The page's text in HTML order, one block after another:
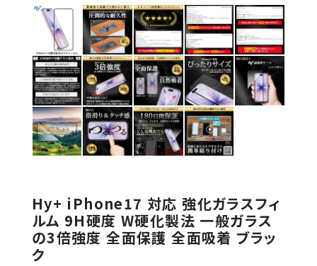
Hy+ iPhone17 対応 強化ガラスフィ
ルム 9H硬度 W硬化製法 一般ガラス
の3倍強度 全面保護 全面吸着 ブラッ
ク